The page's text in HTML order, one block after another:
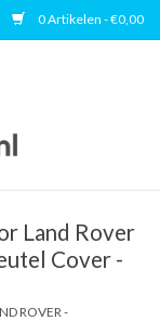
0 Artikelen - €0,00
Land Rover
Cover -
ROVER -